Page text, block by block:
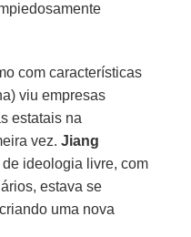
com características
viu empresas
estatais na
vez.Jiang
ideologia livre, com
estava se
uma nova